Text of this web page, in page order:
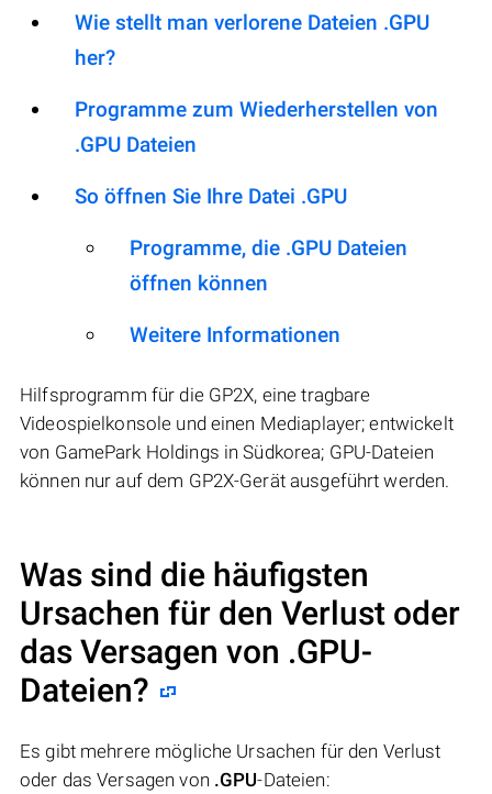
Wie stellt man verlorene Dateien .GPU
her?
Programme zum Wiederherstellen von
.GPU Dateien
So öffnen Sie Ihre Datei .GPU
Programme, die .GPU Dateien
öffnen können
Weitere Informationen
Hilfsprogramm für die GP2X, eine tragbare
Videospielkonsole und einen Mediaplayer; entwickelt
von GamePark Holdings in Südkorea; GPU-Dateien
können nur auf dem GP2X-Gerät ausgeführt werden.
Was sind die häufigsten
Ursachen für den Verlust oder
das Versagen von .GPU-
Dateien?
Es gibt mehrere mögliche Ursachen für den Verlust
oder das Versagen von .GPU-Dateien: